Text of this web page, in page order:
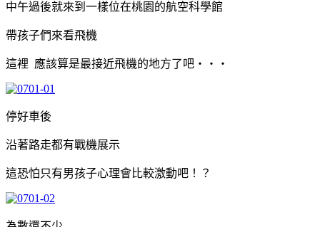
中午過後就來到一樣位在桃園的航空科學館
帶孩子們來看飛機
這裡 應該算是最接近飛機的地方了吧‧‧‧
停好車後
沿著路走都有戰機展示
這恐怕只有男孩子心理會比較激動吧！？